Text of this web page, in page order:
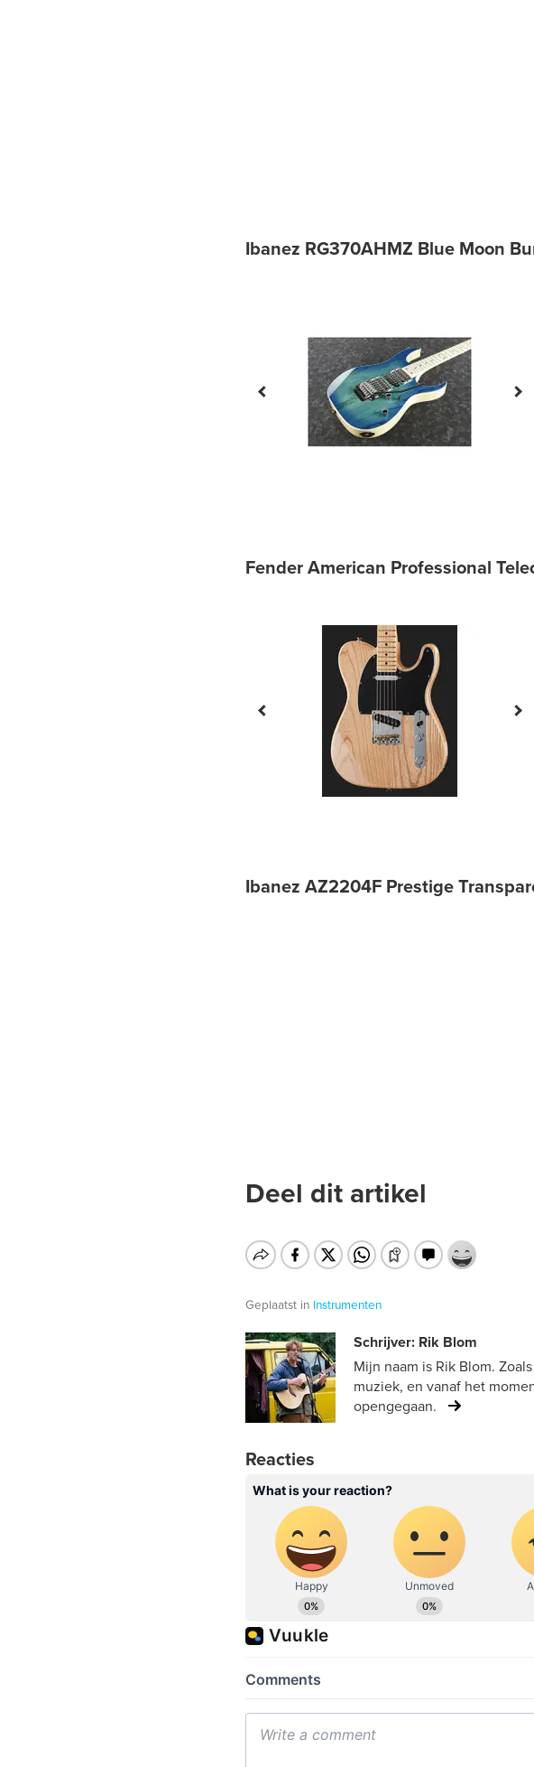
Ibanez RG370AHMZ Blue Moon
Fender American Professional
Ibanez AZ2204F Prestige
Deel dit artikel
Geplaatst in Instrumenten
Schrijver: Rik Blom
Mijn naam is Rik Blom.
muziek, en vanaf het
opengegaan.
Reacties